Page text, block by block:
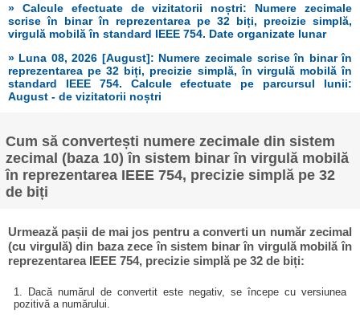
» Calcule efectuate de vizitatorii noștri: Numere zecimale
scrise în binar în reprezentarea pe 32 biți, precizie simplă,
virgulă mobilă în standard IEEE 754. Date organizate lunar
» Luna 08, 2026 [August]: Numere zecimale scrise în binar în
reprezentarea pe 32 biți, precizie simplă, în virgulă mobilă în
standard IEEE 754. Calcule efectuate pe parcursul lunii:
August - de vizitatorii noștri
Cum să convertești numere zecimale din sistem
zecimal (baza 10) în sistem binar în virgulă mobilă
în reprezentarea IEEE 754, precizie simplă pe 32
de biți
Urmează pașii de mai jos pentru a converti un număr zecimal
(cu virgulă) din baza zece în sistem binar în virgulă mobilă în
reprezentarea IEEE 754, precizie simplă pe 32 de biți:
1. Dacă numărul de convertit este negativ, se începe cu versiunea
pozitivă a numărului.